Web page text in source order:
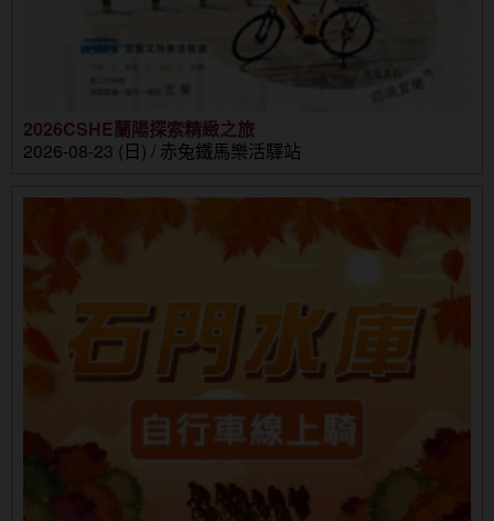
2026CSHE蘭陽探索精緻之旅
2026-08-23 (日) / 赤兔鐵馬樂活驛站